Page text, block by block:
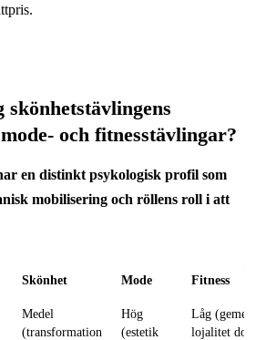
och fitnesstävlingar?
en distinkt psykologisk profil som
mobilisering och röllens roll i att
Skönhet Mode Fitness
Medel
(transformation
Hög
(estetik
Låg
lojalitet